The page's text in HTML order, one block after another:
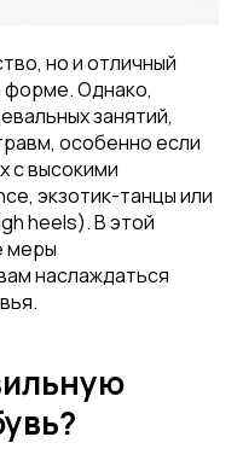
но и отличный
форме. Однако,
занятий,
особенно если
с высокими
экзотик-танцы или
heels). В этой
меры
наслаждаться